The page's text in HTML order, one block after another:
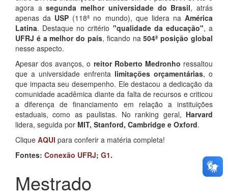
agora asegunda melhor universidade do Brasil, atrás
apenas da USP (118ª no mundo), que lidera naAmérica
Latina. Destaque no critério "qualidade da educação", a
UFRJ é a melhor do país, ficando na 504ª posição global
nesse aspecto.
Apesar dos avanços, o reitor Roberto Medronho ressaltou
que a universidade enfrenta limitações orçamentárias, o
que impacta seu desempenho. Ele destacou a dedicação da
comunidade acadêmica diante da falta de recursos e criticou
a diferença de financiamento em relação a instituições
estaduais, como as paulistas. No ranking geral, Harvard
lidera, seguida por MIT, Stanford, Cambridge e Oxford.
Clique AQUI para conferir a matéria completa!
Fontes: Conexão UFRJ; G1.
Mestrado